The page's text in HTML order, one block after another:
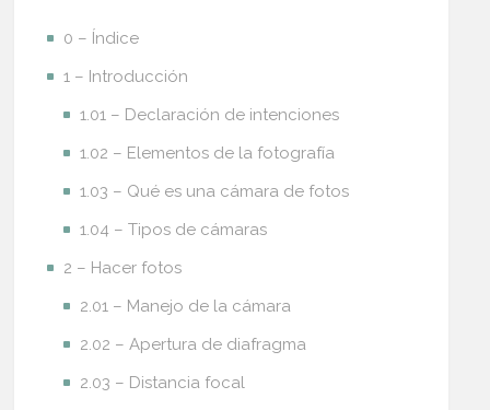
0 – Índice
1 – Introducción
1.01 – Declaración de intenciones
1.02 – Elementos de la fotografía
1.03 – Qué es una cámara de fotos
1.04 – Tipos de cámaras
2 – Hacer fotos
2.01 – Manejo de la cámara
2.02 – Apertura de diafragma
2.03 – Distancia focal